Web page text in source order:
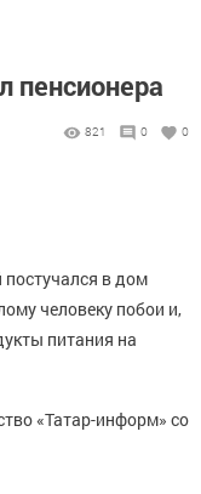
пенсионера
821 0 0
в дом
человеку побои и,
питания на
«Татар-информ» со